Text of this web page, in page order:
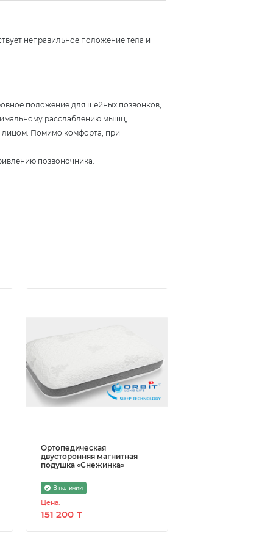
неправильное положение тела и
положение для шейных позвонков;
расслаблению мышц;
лицом. Помимо комфорта, при
позвоночника.
Ортопедическая
двусторонняя магнитная
подушка «Снежинка»
В наличии
Цена:
151 200 ₸